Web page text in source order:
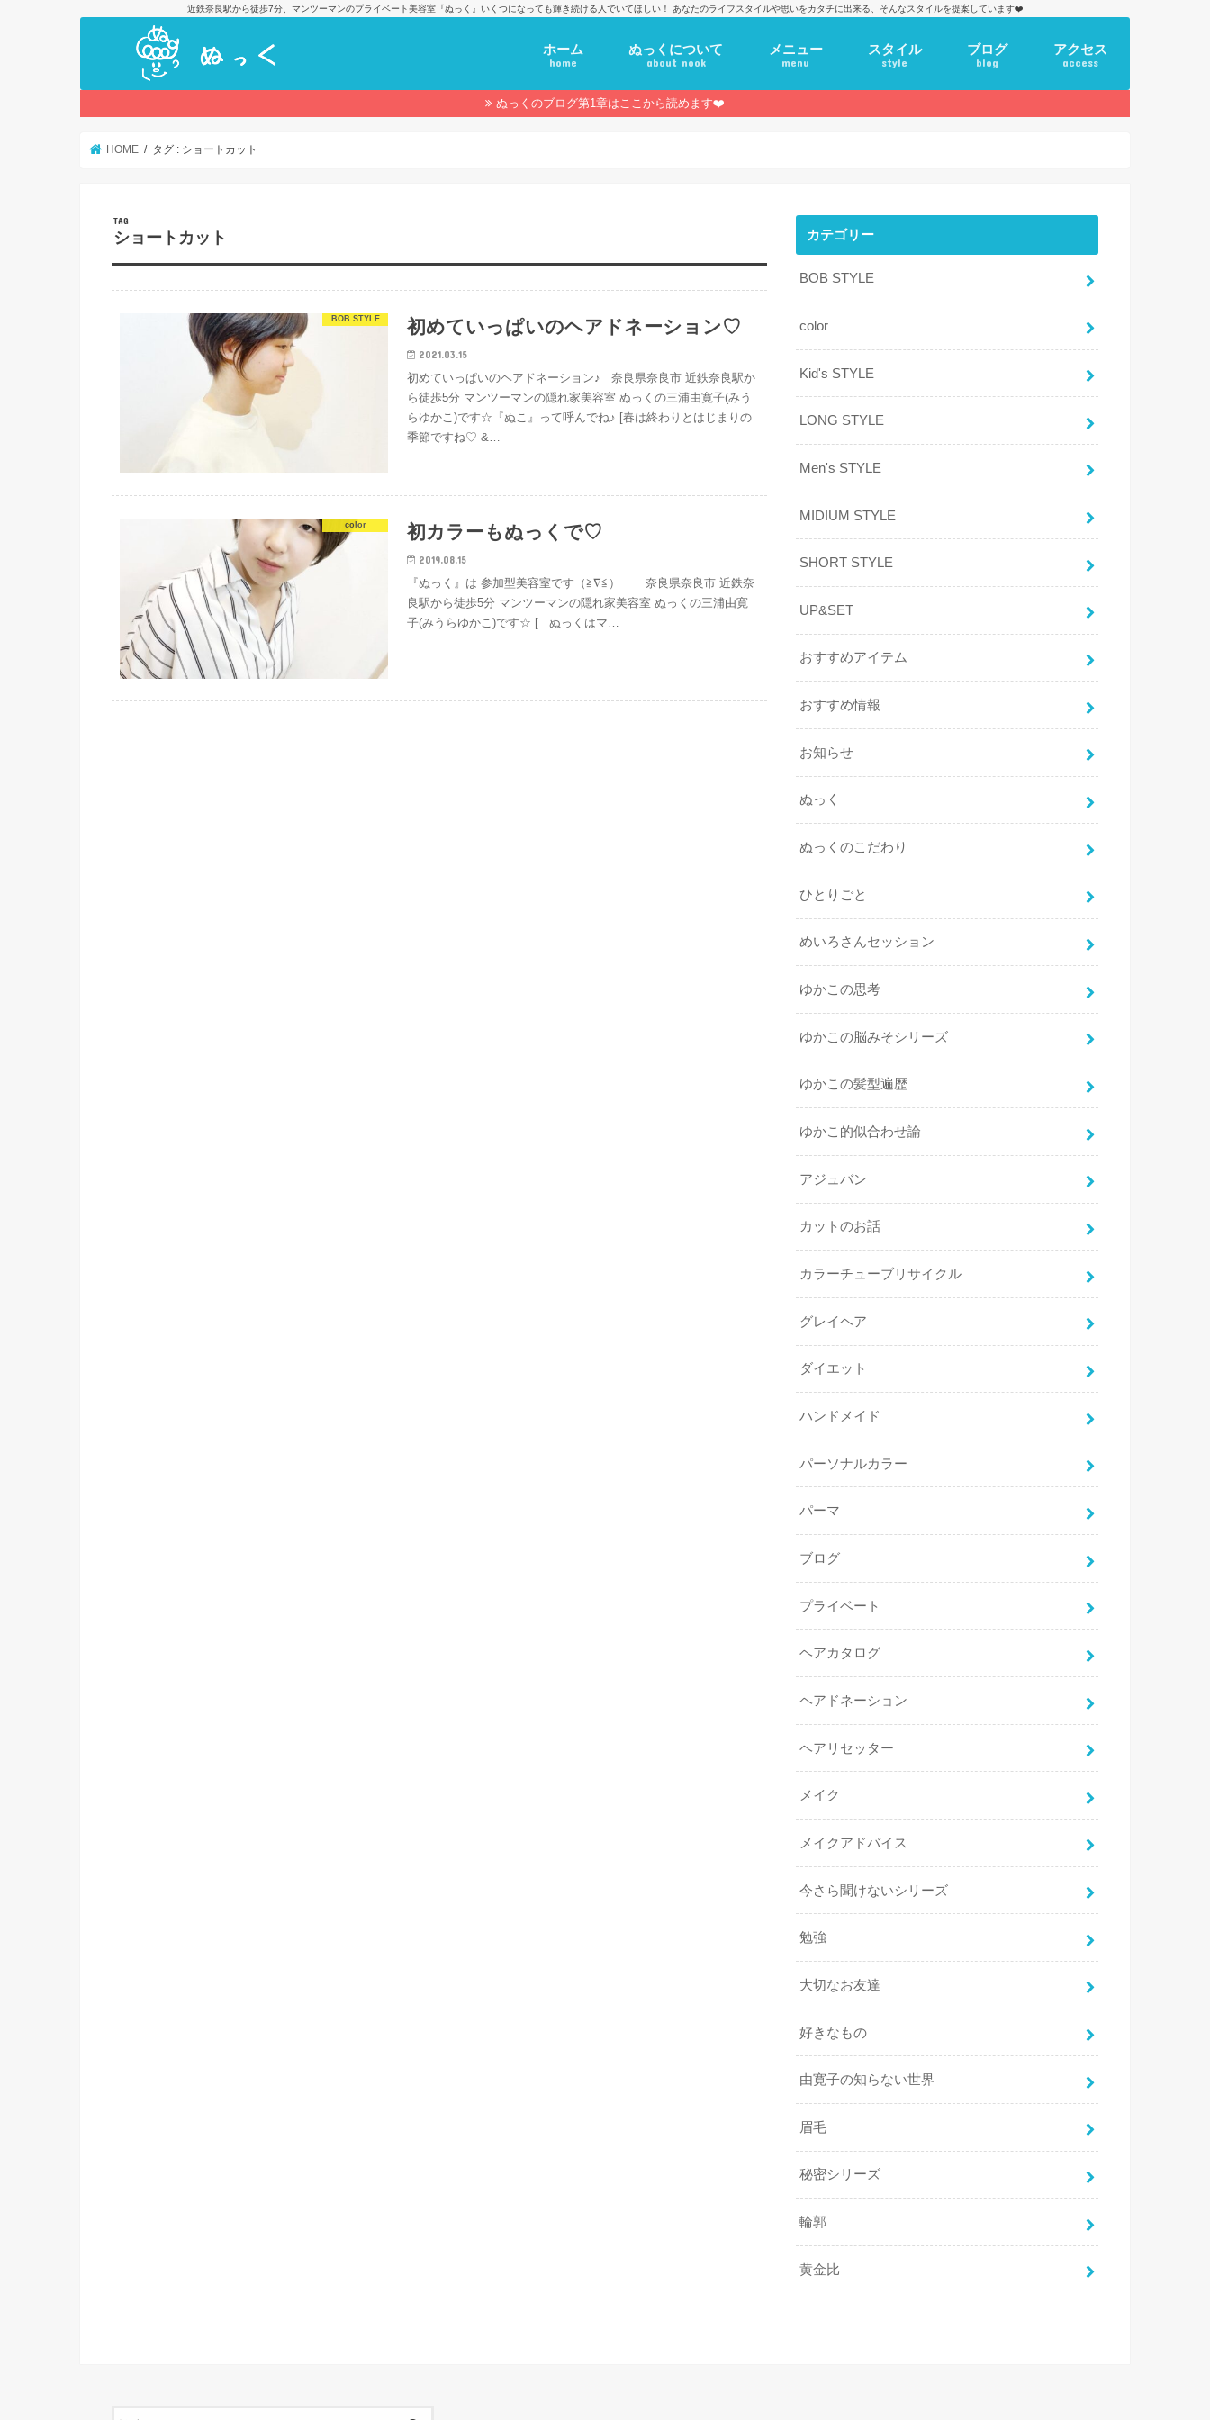
近鉄奈良駅から徒歩7分、マンツーマンのプライベート美容室『ぬっく』いくつになっても輝き続ける人でいてほしい！ あなたのライフスタイルや思いをカタチに出来る、そんなスタイルを提案しています❤️
ホーム
home
ぬっくについて
about nook
メニュー
menu
スタイル
style
ブログ
blog
アクセス
access
ぬっくのブログ第1章はここから読めます❤️
HOME タグ : ショートカット
TAG
ショートカット
BOB STYLE 初めていっぱいのヘアドネーション♡
2021.03.15
初めていっぱいのヘアドネーション♪ 奈良県奈良市 近鉄奈良駅か
ら徒歩5分 マンツーマンの隠れ家美容室 ぬっくの三浦由寛子(みう
らゆかこ)です☆『ぬこ』って呼んでね♪ [春は終わりとはじまりの
季節ですね♡ &…
color 初カラーもぬっくで♡
2019.08.15
『ぬっく』は 参加型美容室です（≧∇≦） 奈良県奈良市 近鉄奈
良駅から徒歩5分 マンツーマンの隠れ家美容室 ぬっくの三浦由寛
子(みうらゆかこ)です☆ [ ぬっくはマ…
カテゴリー
BOB STYLE
color
Kid's STYLE
LONG STYLE
Men's STYLE
MIDIUM STYLE
SHORT STYLE
UP&SET
おすすめアイテム
おすすめ情報
お知らせ
ぬっく
ぬっくのこだわり
ひとりごと
めいろさんセッション
ゆかこの思考
ゆかこの脳みそシリーズ
ゆかこの髪型遍歴
ゆかこ的似合わせ論
アジュバン
カットのお話
カラーチューブリサイクル
グレイヘア
ダイエット
ハンドメイド
パーソナルカラー
パーマ
ブログ
プライベート
ヘアカタログ
ヘアドネーション
ヘアリセッター
メイク
メイクアドバイス
今さら聞けないシリーズ
勉強
大切なお友達
好きなもの
由寛子の知らない世界
眉毛
秘密シリーズ
輪郭
黄金比